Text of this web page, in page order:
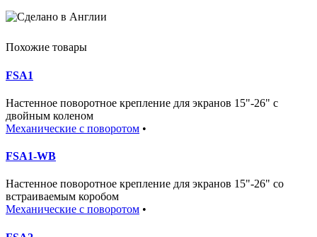
Похожие товары
FSA1
Настенное поворотное крепление для экранов 15"-26" с
двойным коленом
Механические с поворотом •
FSA1-WB
Настенное поворотное крепление для экранов 15"-26" со
встраиваемым коробом
Механические с поворотом •